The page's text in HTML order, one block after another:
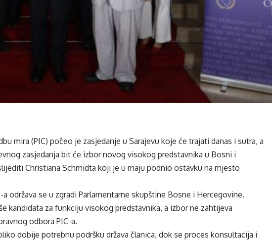
mira (PIC) počeo je zasjedanje u Sarajevu koje će trajati danas i sutra, a
zasjedanja bit će izbor novog visokog predstavnika u Bosni i
Christiana Schmidta koji je u maju podnio ostavku na mjesto
održava se u zgradi Parlamentarne skupštine Bosne i Hercegovine.
kandidata za funkciju visokog predstavnika, a izbor ne zahtijeva
odbora PIC-a.
dobije potrebnu podršku država članica, dok se proces konsultacija i